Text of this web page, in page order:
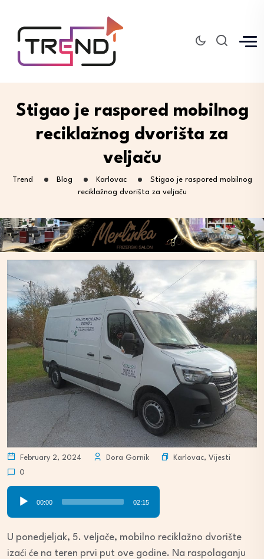
Stigao je raspored mobilnog
reciklažnog dvorišta za
veljaču
Trend Blog Karlovac
Stigao je raspored mobilnog
reciklažnog dvorišta za veljaču
February 2, 2024 Dora Gornik Karlovac, Vijesti
0
Audio
Player
00:00 02:15
U ponedjeljak, 5. veljače, mobilno reciklažno dvorište
izaći će na teren prvi put ove godine. Na raspolaganju